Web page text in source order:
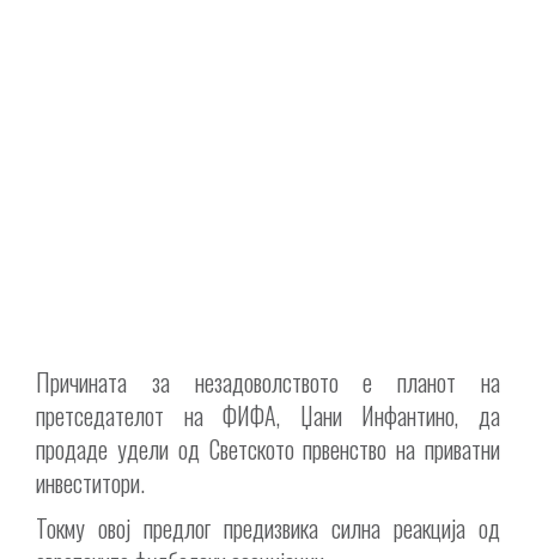
Причината за незадоволството е планот на
претседателот на ФИФА, Џани Инфантино, да
продаде удели од Светското првенство на приватни
инвеститори.
Токму овој предлог предизвика силна реакција од